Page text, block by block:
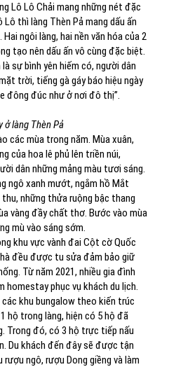
Lô Lô Chải mang những nét đặc
thì làng Thèn Pả mang dấu ấn
ngôi làng, hai nền văn hóa của 2
tạo nên dấu ấn vô cùng đặc biệt.
sự bình yên hiếm có, người dân
trời, tiếng gà gáy báo hiệu ngày
đông đúc như ở nơi đô thị”.
ở làng Thèn Pả
các mùa trong năm. Mùa xuân,
của hoa lê phủ lên triền núi,
dân những mảng màu tươi sáng.
ngô xanh mướt, ngắm hồ Mắt
những thửa ruộng bậc thang
vàng đầy chất thơ. Bước vào mùa
mù vào sáng sớm.
khu vực vành đai Cột cờ Quốc
đều được tu sửa đảm bảo giữ
Từ năm 2021, nhiều gia đình
homestay phục vụ khách du lịch.
khu bungalow theo kiến trúc
hộ trong làng, hiện có 5 hộ đã
Trong đó, có 3 hộ trực tiếp nấu
Du khách đến đây sẽ được tận
ngô, rượu Dong giềng và làm